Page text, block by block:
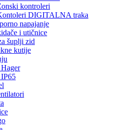
kontroleri
DIGITALNA traka
napajanje
i utičnice
šuplji zid
kutije